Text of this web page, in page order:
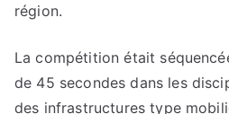
région.
La compétition était
de 45 secondes dans les
des infrastructures type